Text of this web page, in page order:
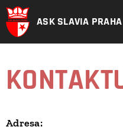
ASK SLAVIA PRAHA
Adresa: